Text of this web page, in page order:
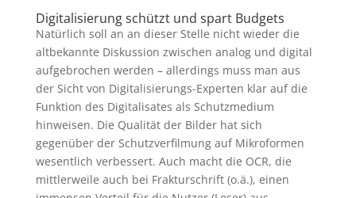
Digitalisierung schützt und spart Budgets
Natürlich soll an an dieser Stelle nicht wieder die
altbekannte Diskussion zwischen analog und digital
aufgebrochen werden – allerdings muss man aus
der Sicht von Digitalisierungs-Experten klar auf die
Funktion des Digitalisates als Schutzmedium
hinweisen. Die Qualität der Bilder hat sich
gegenüber der Schutzverfilmung auf Mikroformen
wesentlich verbessert. Auch macht die OCR, die
mittlerweile auch bei Frakturschrift (o.ä.), einen